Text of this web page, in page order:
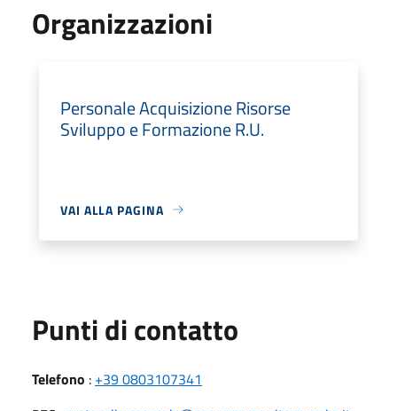
Organizzazioni
Personale Acquisizione Risorse
Sviluppo e Formazione R.U.
VAI ALLA PAGINA
Punti di contatto
Telefono : +39 0803107341